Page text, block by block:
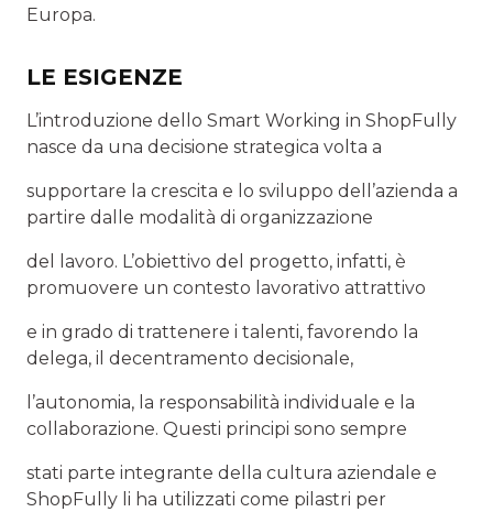
Europa.
LE ESIGENZE
L’introduzione dello Smart Working in ShopFully
nasce da una decisione strategica volta a
supportare la crescita e lo sviluppo dell’azienda a
partire dalle modalità di organizzazione
del lavoro. L’obiettivo del progetto, infatti, è
promuovere un contesto lavorativo attrattivo
e in grado di trattenere i talenti, favorendo la
delega, il decentramento decisionale,
l’autonomia, la responsabilità individuale e la
collaborazione. Questi principi sono sempre
stati parte integrante della cultura aziendale e
ShopFully li ha utilizzati come pilastri per